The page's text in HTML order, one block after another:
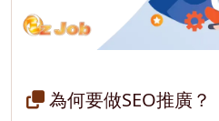
為何要做SEO推廣？